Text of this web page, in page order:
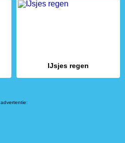
IJsjes regen
advertentie: